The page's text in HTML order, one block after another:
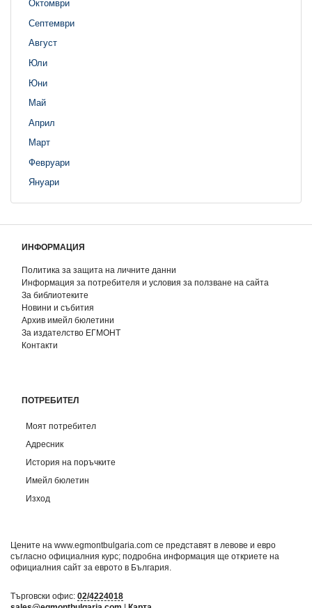
Октомври
Септември
Август
Юли
Юни
Май
Април
Март
Февруари
Януари
ИНФОРМАЦИЯ
Политика за защита на личните данни
Информация за потребителя и условия за ползване на сайта
За библиотеките
Новини и събития
Архив имейл бюлетини
За издателство ЕГМОНТ
Контакти
ПОТРЕБИТЕЛ
Моят потребител
Адресник
История на поръчките
Имейл бюлетин
Изход
Цените на www.egmontbulgaria.com се представят в левове и евро
съгласно официалния курс; подробна информация ще откриете на
официалния сайт за еврото в България
Търговски офис: 02/4224018